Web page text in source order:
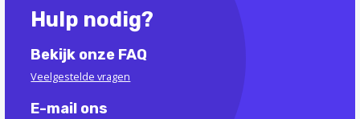
Hulp nodig?
Bekijk onze FAQ
Veelgestelde vragen
E-mail ons